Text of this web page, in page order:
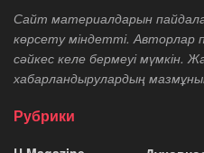
Сайт материалдарын
көрсету міндетті. Авторлар
сәйкес келе бермеуі мүмкін.
хабарландырулардың
Рубрики